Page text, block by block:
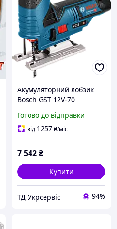
Акумуляторний лобзик
Bosch GST 12V-70
Готово до відправки
від 1257₴/міс
7 542₴
Купити
ТД Укрсервіс 94%